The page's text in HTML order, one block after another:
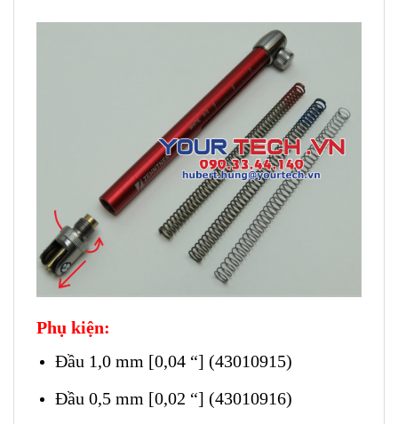
Phụ kiện:
Đầu 1,0 mm [0,04 “] (43010915)
Đầu 0,5 mm [0,02 “] (43010916)